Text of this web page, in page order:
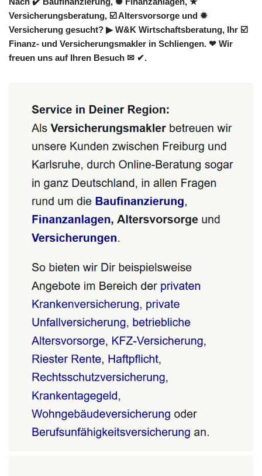
Versicherungsberatung, ☑️ Altersvorsorge und ✹
Versicherung gesucht? ▶︎ W&K Wirtschaftsberatung, Ihr ☑️
Finanz- und Versicherungsmakler in Schliengen. ❤ Wir
freuen uns auf Ihren Besuch ✉ ✔.